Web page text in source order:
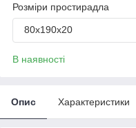
Розміри простирадла
80х190х20
В наявності
Опис Характеристики